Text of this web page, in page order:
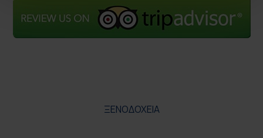
ΞΕΝΟΔΟΧΕΙΑ